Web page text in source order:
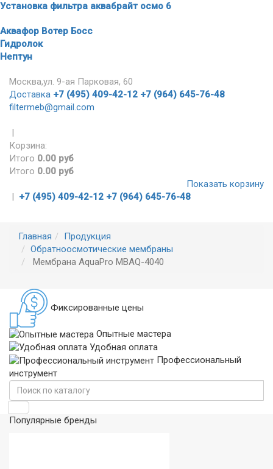
Установка фильтра аквабрайт осмо 6
Аквафор Вотер Босс
Гидролок
Нептун
Москва,ул. 9-ая Парковая, 60
Доставка +7 (495) 409-42-12 +7 (964) 645-76-48
filtermeb@gmail.com
|
Корзина:
Итого 0.00 руб
Итого 0.00 руб
Показать корзину
| +7 (495) 409-42-12 +7 (964) 645-76-48
Главная
Продукция
Обратноосмотические мембраны
Мембрана AquaPro MBAQ-4040
Фиксированные цены
Опытные мастера
Удобная оплата
Профессиональный
инструмент
Популярные бренды